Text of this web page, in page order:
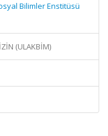
Bilimler Enstitüsü
(ULAKBİM)